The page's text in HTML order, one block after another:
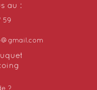
au :
59